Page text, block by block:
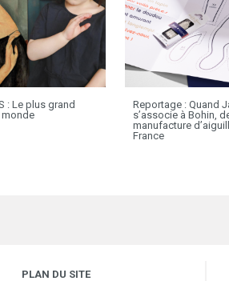
: Le plus grand
monde
Reportage : Quand
s’associe à Bohin,
manufacture
France
PLAN DU SITE